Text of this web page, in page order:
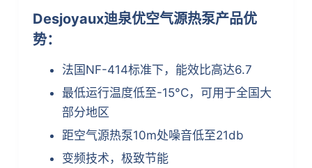
Desjoyaux迪泉优空气源热泵产品优
势：
法国NF-414标准下，能效比高达6.7
最低运行温度低至-15°C，可用于全国大
部分地区
距空气源热泵10m处噪音低至21db
变频技术，极致节能